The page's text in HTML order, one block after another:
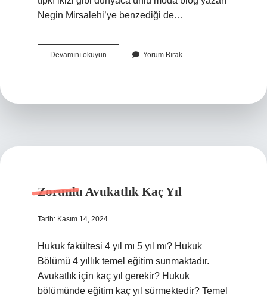
Negin Mirsalehi’ye benzediği de…
Devamını okuyun
Erçel
Yorum Bırak
Zorunlu Avukatlık Kaç Yıl
Tarih: Kasım 14, 2024
Hukuk fakültesi 4 yıl mı 5 yıl mı? Hukuk
Bölümü 4 yıllık temel eğitim sunmaktadır.
Avukatlık için kaç yıl gerekir? Hukuk
bölümünde eğitim kaç yıl sürmektedir? Temel